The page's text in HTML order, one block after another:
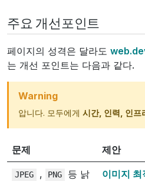
주요 개선포인트
페이지의 성격은 달라도
는 개선 포인트는 다음과 같다.
Warning
압니다. 모두에게 시간, 인력, 인프
문제 제안
JPEG , PNG
등 낡
이미지 최